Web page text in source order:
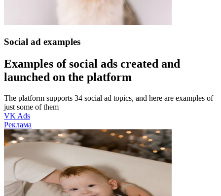
Social ad examples
Examples of social ads created and
launched on the platform
The platform supports 34 social ad topics, and here are examples of
just some of them
VK Ads
Реклама